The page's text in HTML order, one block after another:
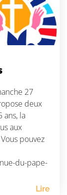
27
deux
ans, la
aux
pouvez
du-pape-
Lire